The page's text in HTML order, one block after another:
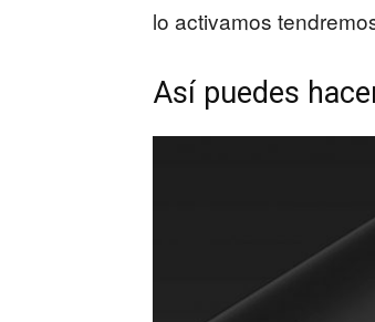
lo activamos
Así puedes